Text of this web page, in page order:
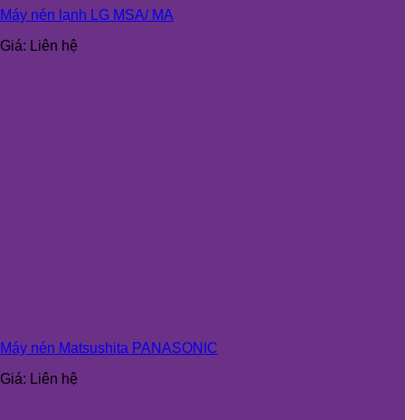
Máy nén lạnh LG MSA/ MA
Giá: Liên hệ
Máy nén Matsushita PANASONIC
Giá: Liên hệ